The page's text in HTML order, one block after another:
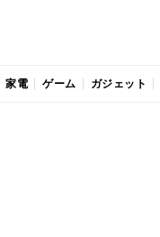
家電 ゲーム ガジェット